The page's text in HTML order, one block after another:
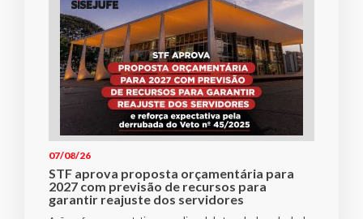
07/08/26
STF aprova proposta orçamentária para
2027 com previsão de recursos para
garantir reajuste dos servidores